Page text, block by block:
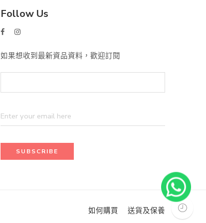
Follow Us
如果想收到最新資品資料，歡迎訂閱
如何購買 送貨及保養